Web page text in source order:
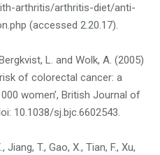
arthritis/arthritis-diet/anti-
(accessed 2.20.17).
L. and Wolk, A. (2005)
of colorectal cancer: a
women’, British Journal of
10.1038/sj.bjc.6602543.
Jiang, T., Gao, X., Tian, F., Xu,